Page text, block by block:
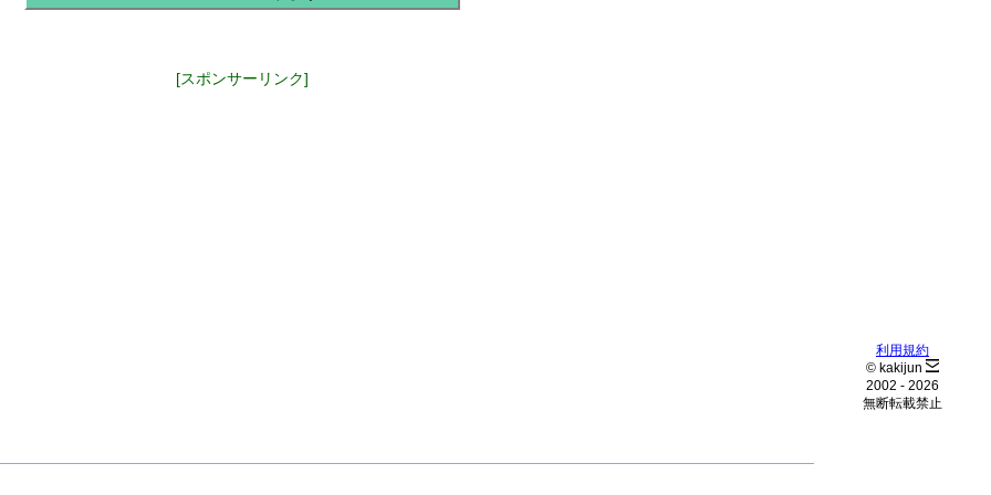
[スポンサーリンク]
利用規約
© kakijun
2002 - 2026
無断転載禁止